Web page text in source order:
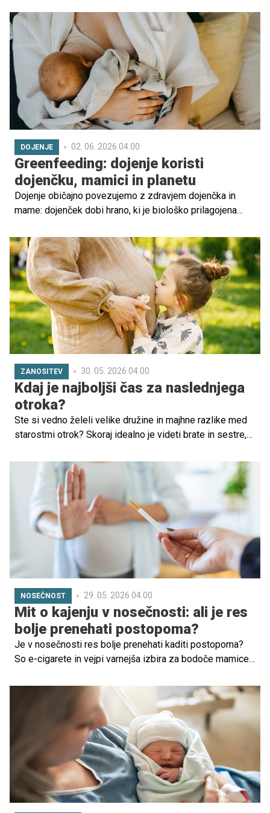
vode in gibanje. Nosečnost nikakor ni razlog, da bi se
odpovedali telovadbi, kvečjemu obratno.
DOJENJE 02. 06. 2026 04.00
Greenfeeding: dojenje koristi
dojenčku, mamici in planetu
Dojenje običajno povezujemo z zdravjem dojenčka in
mame: dojenček dobi hrano, ki je biološko prilagojena
porodu. Greenfeeding pa pokaže širšo sliko – hranjenje
dojenčka ima lahko tudi okoljski vpliv. Kaj kažejo
raziskave o dojenju in mlečni formuli?
ZANOSITEV 30. 05. 2026 04.00
Kdaj je najboljši čas za naslednjega
otroka?
Ste si vedno želeli velike družine in majhne razlike med
starostmi otrok? Skoraj idealno je videti brate in sestre,
vendar to doseči ni vedno tako lahko. Ko ženska otroka
nosi 9 mesecev v svojem telesu in doživi porod ter prvo
leto po rojstvu, se zave, da stvari le niso tako enostavne.
Kdaj pa naj bi bil najbolj primeren čas za naslednjega
otroka?
NOSEČNOST 29. 05. 2026 04.00
Mit o kajenju v nosečnosti: ali je res
bolje prenehati postopoma?
Je v nosečnosti res bolje prenehati kaditi postopoma?
So e-cigarete in vejpi varnejša izbira za bodoče mamice?
tobačni dim lahko resno vplivata na razvoj otroka in da
zmote o "varnejšem kajenju" ne držijo.